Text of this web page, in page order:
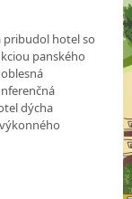
pribudol hotel so
panského
dýcha